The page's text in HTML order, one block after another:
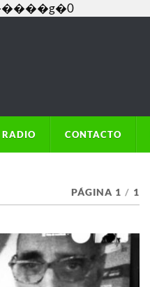
RADIO CONTACTO
PÁGINA 1 / 1